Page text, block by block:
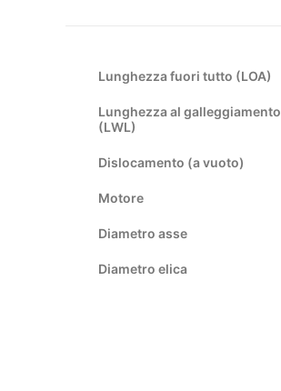
Lunghezza fuori tutto (LOA)
Lunghezza al galleggiamento
(LWL)
Dislocamento (a vuoto)
Motore
Diametro asse
Diametro elica